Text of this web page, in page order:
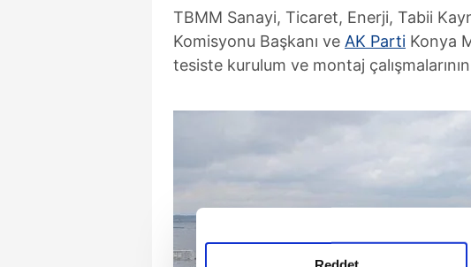
TBMM Sanayi, Ticaret, Enerji, Tabii
Komisyonu Başkanı ve AK Parti Konya
tesiste kurulum ve montaj çalışmalarının